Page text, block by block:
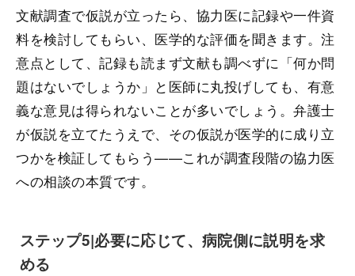
文献調査で仮説が立ったら、協力医に記録や一件資
料を検討してもらい、医学的な評価を聞きます。注
意点として、記録も読まず文献も調べずに「何か問
題はないでしょうか」と医師に丸投げしても、有意
義な意見は得られないことが多いでしょう。弁護士
が仮説を立てたうえで、その仮説が医学的に成り立
つかを検証してもらう——これが調査段階の協力医
への相談の本質です。
ステップ5|必要に応じて、病院側に説明を求
める